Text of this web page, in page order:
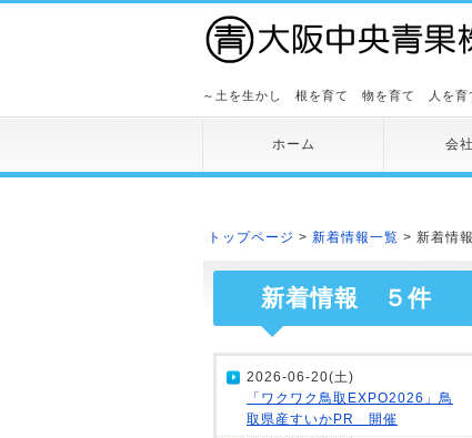
～土を生かし 根を育て 物を育て 人を育
ホーム 会
トップページ > 新着情報一覧 > 新着情
新着情報 ５件
2026-06-20(土)
「ワクワク鳥取EXPO2026」鳥
取県産すいかPR 開催